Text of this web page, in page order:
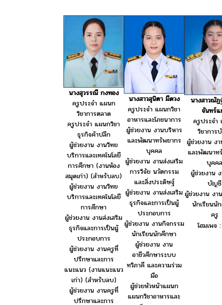
นางสุวรรณี กงทอง
ครูประจำ แผนก
วิชาการตลาด
ครูประจำ แผนกวิชา
ธุรกิจค้าปลีก
ผู้ช่วยงาน งานวิทย
บริการและเทคโนโลยี
การศึกษา (งานห้อง
สมุดเก่า) (สำหรับลบ)
ผู้ช่วยงาน งานวิทย
บริการและเทคโนโลยี
การศึกษา
ผู้ช่วยงาน งานส่งเสริม
ธุรกิจและการเป็นผู้
ประกอบการ
ผู้ช่วยงาน งานครูที่
ปรึกษาและการ
แนะแนว (งานแนะแนว
เก่า) (สำหรับลบ)
ผู้ช่วยงาน งานครูที่
ปรึกษาและการ
นางสาวสุนิตา มีดวง
ครูประจำ แผนกวิชา
อาหารและโภชนาการ
ผู้ช่วยงาน งานบริหาร
และพัฒนาทรัพยากร
บุคคล
ผู้ช่วยงาน งานส่งเสริม
การวิจัย นวัตกรรม
และสิ่งประดิษฐ์
ผู้ช่วยงาน งานส่งเสริม
ธุรกิจและการเป็นผู้
ประกอบการ
ผู้ช่วยงาน งานกิจกรรม
นักเรียนนักศึกษา
ผู้ช่วยงาน งาน
อาชีวศึกษาระบบ
ทวิภาคี และความร่วม
มือ
ผู้ช่วยหัวหน้าแผนก
แผนกวิชาอาหารและ
นางสาวณั
จันทร์แ
ครูประจำ
วิชากา
ผู้ช่วยงาน ง
และพัฒนาท
บุคคล
ผู้ช่วยงาน
บัญชี
ผู้ช่วยงาน งา
นักเรียนนั
ครู
โฮมเพจ